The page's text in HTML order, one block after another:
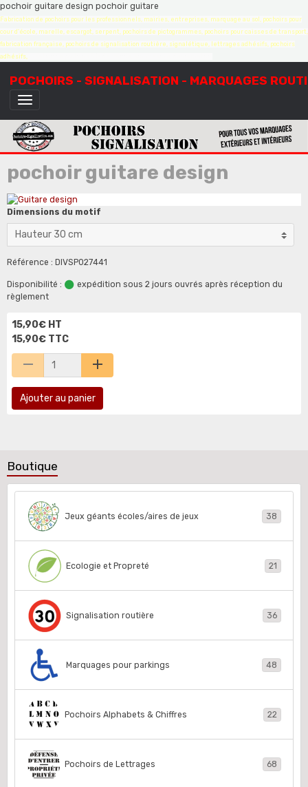
pochoir guitare design pochoir guitare
Fabrication de pochoirs pour les professionnels, mairies, entreprises, marquage au sol, pochoirs pour
cour d'école, marelle, escargot, serpent, pochoirs de pictogrammes, pochoirs pour caisses de transport,
fabrication française, pochoirs de signalisation routière, signalétique, lettrages adhésifs, pochoirs
adhésifs,
POCHOIRS - SIGNALISATION - MARQUAGES
pochoir guitare design
Dimensions du motif
Référence : DIVSP027441
Disponibilité :
expédition sous 2 jours ouvrés après réception du
règlement
15,90€ HT
15,90€ TTC
Ajouter au panier
Boutique
Jeux géants écoles/aires de jeux 38
Ecologie et Propreté 21
Signalisation routière 36
Marquages pour parkings 48
Pochoirs Alphabets & Chiffres 22
Pochoirs de Lettrages 68